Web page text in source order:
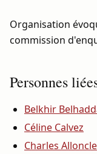
Organisation
commission
Personnes
Belkhir
Céline Calvez
Charles Alloncle